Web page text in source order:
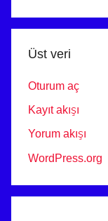
ANKARA
Üst veri
Oturum aç
Kayıt akışı
Yorum akışı
WordPress.org